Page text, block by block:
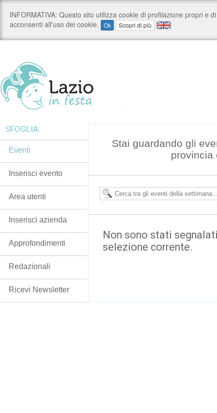
Stai guardando gli
provincia
Non sono stati
selezione corrente.
SFOGLIA:
Eventi
Inserisci evento
Area utenti
Inserisci azienda
Approfondimenti
Redazionali
Ricevi Newsletter